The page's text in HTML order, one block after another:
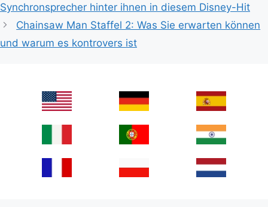
Synchronsprecher hinter ihnen in diesem Disney-Hit
Chainsaw Man Staffel 2: Was Sie erwarten können
und warum es kontrovers ist